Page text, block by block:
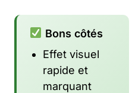
Bons côtés
Effet visuel
rapide et
marquant